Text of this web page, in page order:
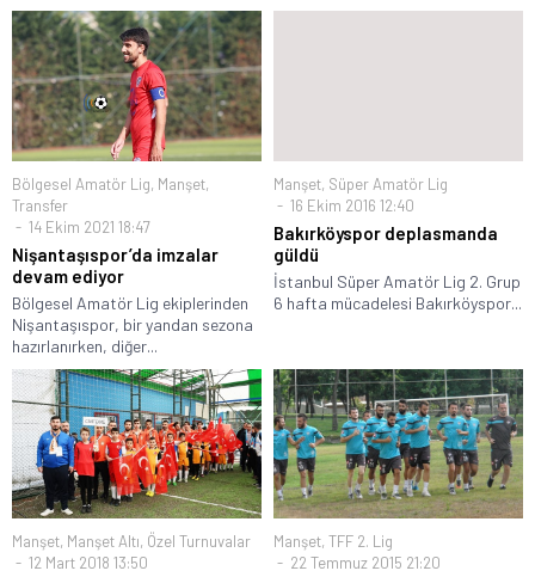
Bölgesel Amatör Lig, Manşet,
Transfer
14 Ekim 2021 18:47
Nişantaşıspor’da imzalar
devam ediyor
Bölgesel Amatör Lig ekiplerinden
Nişantaşıspor, bir yandan sezona
hazırlanırken, diğer...
Manşet, Süper Amatör Lig
16 Ekim 2016 12:40
Bakırköyspor deplasmanda
güldü
İstanbul Süper Amatör Lig 2. Grup
6 hafta mücadelesi Bakırköyspor...
Manşet, Manşet Altı, Özel Turnuvalar
12 Mart 2018 13:50
Manşet, TFF 2. Lig
22 Temmuz 2015 21:20